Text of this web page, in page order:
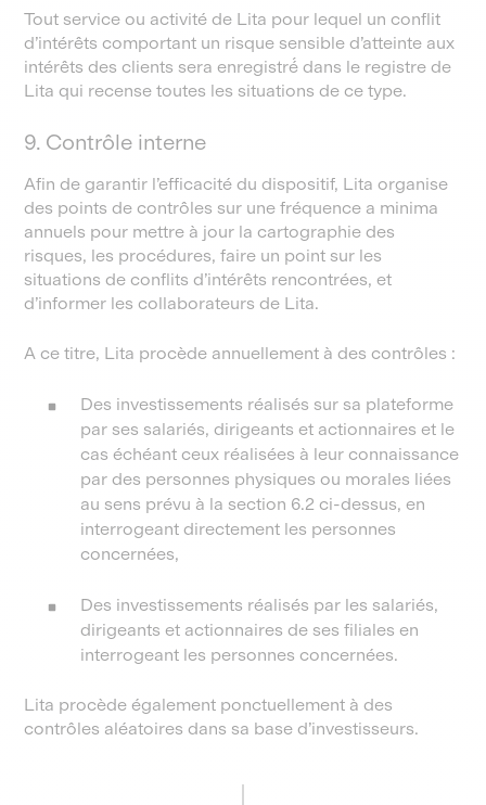
Tout service ou activité de Lita pour lequel un conflit
d’intérêts comportant un risque sensible d’atteinte aux
intérêts des clients sera enregistré́ dans le registre de
Lita qui recense toutes les situations de ce type.
9. Contrôle interne
Afin de garantir l’efficacité du dispositif, Lita organise
des points de contrôles sur une fréquence a minima
annuels pour mettre à jour la cartographie des
risques, les procédures, faire un point sur les
situations de conflits d’intérêts rencontrées, et
d’informer les collaborateurs de Lita.
A ce titre, Lita procède annuellement à des contrôles :
Des investissements réalisés sur sa plateforme
par ses salariés, dirigeants et actionnaires et le
cas échéant ceux réalisées à leur connaissance
par des personnes physiques ou morales liées
au sens prévu à la section 6.2 ci-dessus, en
interrogeant directement les personnes
concernées,
Des investissements réalisés par les salariés,
dirigeants et actionnaires de ses filiales en
interrogeant les personnes concernées.
Lita procède également ponctuellement à des
contrôles aléatoires dans sa base d’investisseurs.